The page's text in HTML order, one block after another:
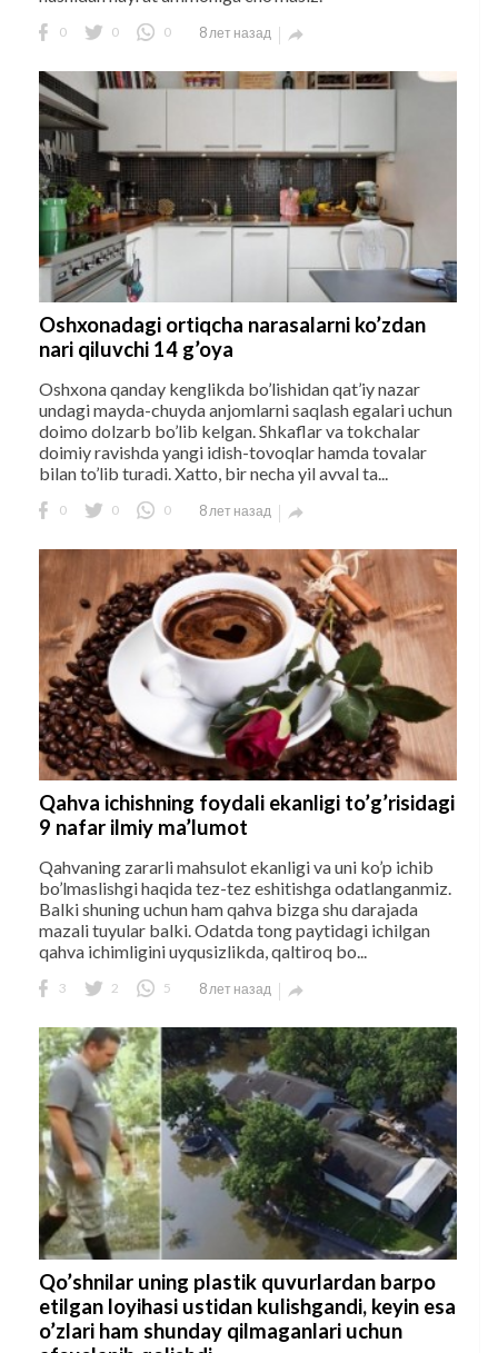
0 0 0 8 лет назад 
Oshxonadagi ortiqcha narasalarni ko’zdan
nari qiluvchi 14 g’oya
Oshxona qanday kenglikda bo’lishidan qat’iy nazar
undagi mayda-chuyda anjomlarni saqlash egalari uchun
doimo dolzarb bo’lib kelgan. Shkaflar va tokchalar
doimiy ravishda yangi idish-tovoqlar hamda tovalar
bilan to’lib turadi. Xatto, bir necha yil avval ta...
0 0 0 8 лет назад 
Qahva ichishning foydali ekanligi to’g’risidagi
9 nafar ilmiy ma’lumot
Qahvaning zararli mahsulot ekanligi va uni ko’p ichib
bo’lmaslishgi haqida tez-tez eshitishga odatlanganmiz.
Balki shuning uchun ham qahva bizga shu darajada
mazali tuyular balki. Odatda tong paytidagi ichilgan
qahva ichimligini uyqusizlikda, qaltiroq bo...
3 2 5 8 лет назад 
Qo’shnilar uning plastik quvurlardan barpo
etilgan loyihasi ustidan kulishgandi, keyin esa
o’zlari ham shunday qilmaganlari uchun